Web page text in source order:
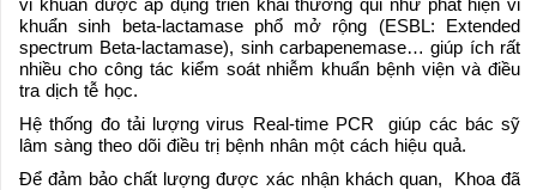
khuẩn sinh beta-lactamase phổ mở rộng (ESBL: Extended
spectrum Beta-lactamase), sinh carbapenemase… giúp ích rất
nhiều cho công tác kiểm soát nhiễm khuẩn bệnh viện và điều
tra dịch tễ học.
Hệ thống đo tải lượng virus Real-time PCR giúp các bác sỹ
lâm sàng theo dõi điều trị bệnh nhân một cách hiệu quả.
Để đảm bảo chất lượng được xác nhận khách quan, Khoa đã